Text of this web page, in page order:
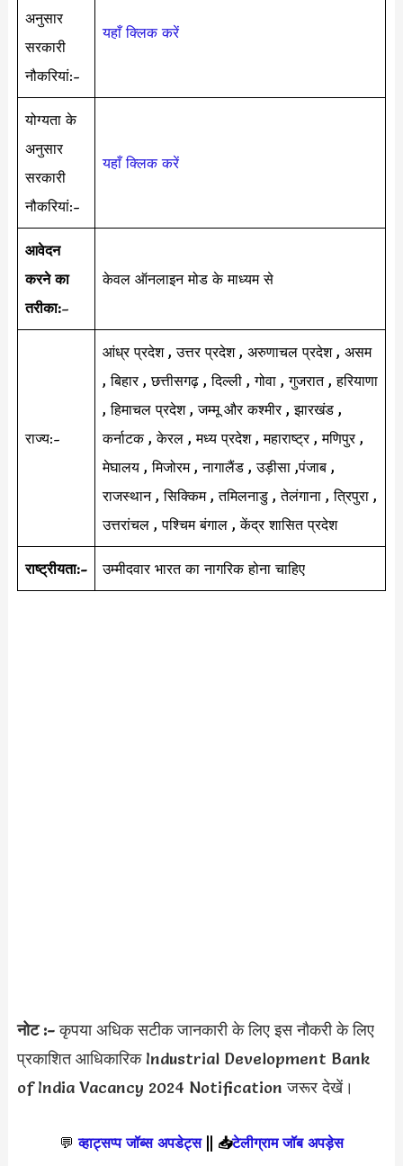
अनुसार
सरकारी
नौकरियां:-
यहाँ क्लिक करें
योग्यता के
अनुसार
सरकारी
नौकरियां:-
यहाँ क्लिक करें
आवेदन
करने का
तरीका:–
केवल ऑनलाइन मोड के माध्यम से
राज्य:-
आंध्र प्रदेश , उत्तर प्रदेश , अरुणाचल प्रदेश , असम
, बिहार , छत्तीसगढ़ , दिल्ली , गोवा , गुजरात , हरियाणा
, हिमाचल प्रदेश , जम्मू और कश्मीर , झारखंड ,
कर्नाटक , केरल , मध्य प्रदेश , महाराष्ट्र , मणिपुर ,
मेघालय , मिजोरम , नागालैंड , उड़ीसा ,पंजाब ,
राजस्थान , सिक्किम , तमिलनाडु , तेलंगाना , त्रिपुरा ,
उत्तरांचल , पश्चिम बंगाल , केंद्र शासित प्रदेश
राष्ट्रीयता:- उम्मीदवार भारत का नागरिक होना चाहिए
नोट :-कृपया अधिक सटीक जानकारी के लिए इस नौकरी के लिए
प्रकाशित आधिकारिक Industrial Development Bank
of India Vacancy 2024 Notification जरूर देखें।
💬 व्हाट्सप्प जॉब्स अपडेट्स|| 📥टेलीग्राम जॉब अपड़ेस